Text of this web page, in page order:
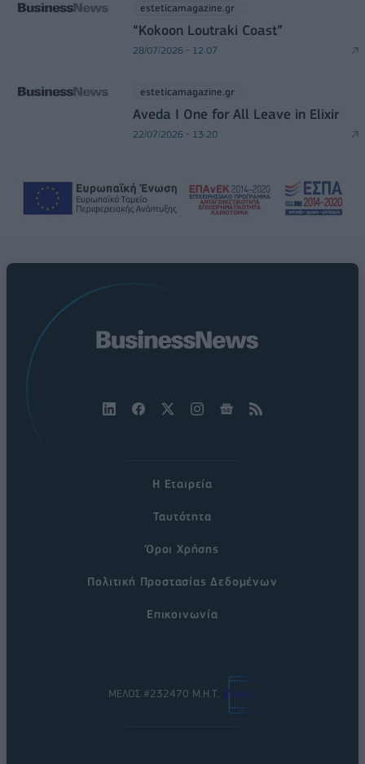
esteticamagazine.gr
“Kokoon Loutraki Coast”
28/07/2026 - 12:07
esteticamagazine.gr
Aveda I One for All Leave in Elixir
22/07/2026 - 13:20
Η Εταιρεία
Ταυτότητα
Όροι Χρήσης
Πολιτική Προστασίας Δεδομένων
Επικοινωνία
ΜΕΛΟΣ #232470 Μ.Η.Τ.